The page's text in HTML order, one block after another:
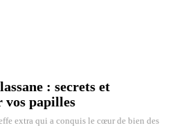
: secrets et
vos papilles
extra qui a conquis le cœur de bien des